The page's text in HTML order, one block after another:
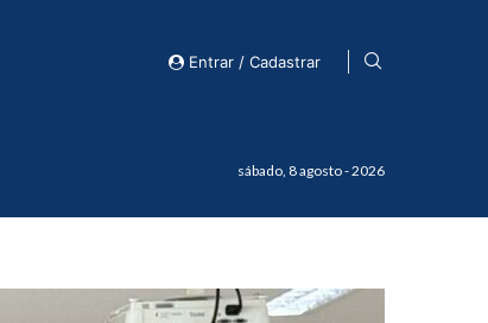
Entrar / Cadastrar
sábado, 8 agosto - 2026